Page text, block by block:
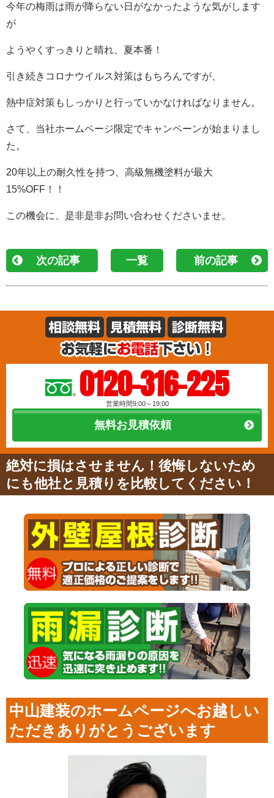
今年の梅雨は雨が降らない日がなかったような気がします
が
ようやくすっきりと晴れ、夏本番！
引き続きコロナウイルス対策はもちろんですが、
熱中症対策もしっかりと行っていかなければなりません。
さて、当社ホームページ限定でキャンペーンが始まりまし
た。
20年以上の耐久性を持つ、高級無機塗料が最大
15%OFF！！
この機会に、是非是非お問い合わせくださいませ。
次の記事 一覧 前の記事
0120-316-225
営業時間9:00～19:00
無料お見積依頼
絶対に損はさせません！後悔しないため
にも他社と見積りを比較してください！
中山建装のホームページへお越しい
ただきありがとうございます